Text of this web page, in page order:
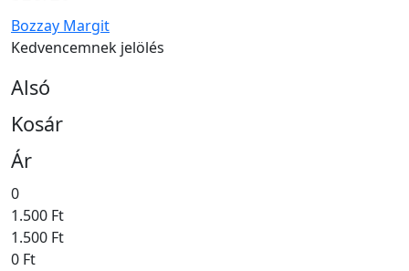
Bozzay Margit
Kedvencemnek jelölés
Alsó
Kosár
Ár
0
1.500 Ft
1.500 Ft
0 Ft